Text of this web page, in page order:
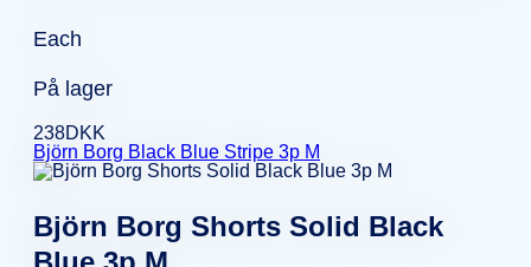
Each
På lager
238DKK
Björn Borg Black Blue Stripe 3p M
Björn Borg Shorts Solid Black